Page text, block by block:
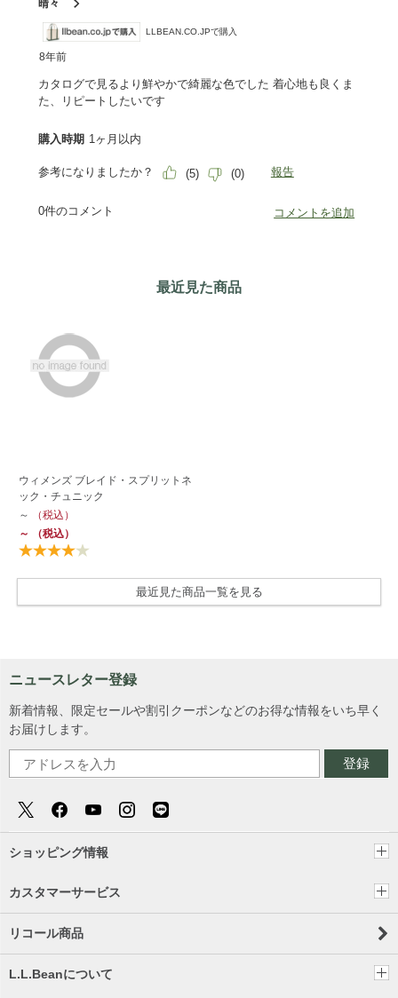
最近見た商品
ウィメンズ ブレイド・スプリットネ
ック・チュニック
～
（税込）
～
（税込）
最近見た商品一覧を見る
ニュースレター登録
新着情報、限定セールや割引クーポンなどのお得な情報をいち早く
お届けします。
登録
ショッピング情報
カスタマーサービス
リコール商品
L.L.Beanについて